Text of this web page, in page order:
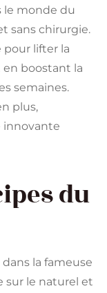
le monde du
sans chirurgie.
pour lifter la
boostant la
semaines.
plus,
innovante
du
la fameuse
sur le naturel et